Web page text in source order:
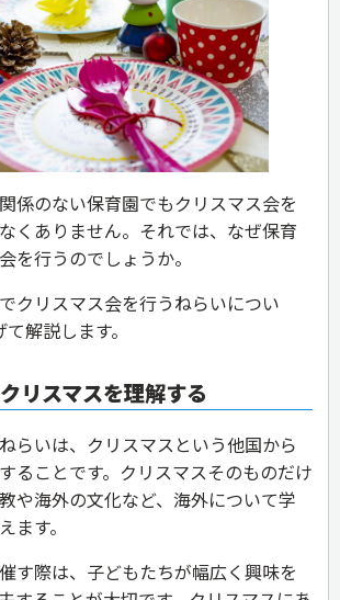
係のない保育園でもクリスマス会を
くありません。それでは、なぜ保育
を行うのでしょうか。
クリスマス会を行うねらいについ
解説します。
リスマスを理解する
らいは、クリスマスという他国から
ることです。クリスマスそのものだけ
や海外の文化など、海外について学
ます。
す際は、子どもたちが幅広く興味を